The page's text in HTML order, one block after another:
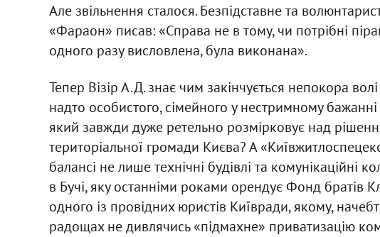
Але звільнення сталося. Безпідставне та
«Фараон» писав: «Справа не в тому, чи потрібні
одного разу висловлена, була виконана».
Тепер Візір А.Д. знає чим закінчується непокора
надто особистого, сімейного у нестримному
який завжди дуже ретельно розмірковує над
територіальної громади Києва? А
балансі не лише технічні будівлі та комунікаційні
в Бучі, яку останніми роками орендує Фонд братів
одного із провідних юристів Київради, якому,
радощах не дивлячись «підмахне» приватизацію